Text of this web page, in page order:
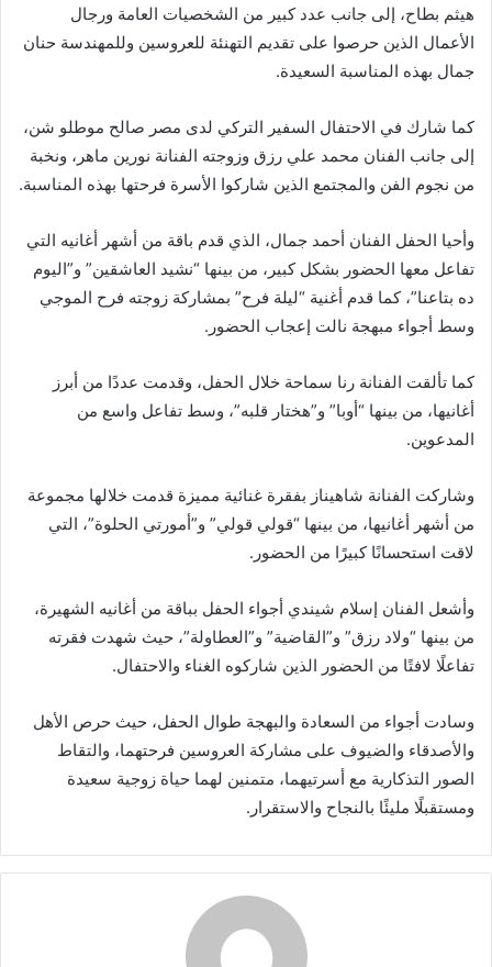
هيثم بطاح، إلى جانب عدد كبير من الشخصيات العامة ورجال
الأعمال الذين حرصوا على تقديم التهنئة للعروسين وللمهندسة حنان
جمال بهذه المناسبة السعيدة.
كما شارك في الاحتفال السفير التركي لدى مصر صالح موطلو شن،
إلى جانب الفنان محمد علي رزق وزوجته الفنانة نورين ماهر، ونخبة
من نجوم الفن والمجتمع الذين شاركوا الأسرة فرحتها بهذه المناسبة.
وأحيا الحفل الفنان أحمد جمال، الذي قدم باقة من أشهر أغانيه التي
تفاعل معها الحضور بشكل كبير، من بينها “نشيد العاشقين” و”اليوم
ده بتاعنا”، كما قدم أغنية “ليلة فرح” بمشاركة زوجته فرح الموجي
وسط أجواء مبهجة نالت إعجاب الحضور.
كما تألقت الفنانة رنا سماحة خلال الحفل، وقدمت عددًا من أبرز
أغانيها، من بينها “أوبا” و”هختار قلبه”، وسط تفاعل واسع من
المدعوين.
وشاركت الفنانة شاهيناز بفقرة غنائية مميزة قدمت خلالها مجموعة
من أشهر أغانيها، من بينها “قولي قولي” و”أمورتي الحلوة”، التي
لاقت استحسانًا كبيرًا من الحضور.
وأشعل الفنان إسلام شيندي أجواء الحفل بباقة من أغانيه الشهيرة،
من بينها “ولاد رزق” و”القاضية” و”العطاولة”، حيث شهدت فقرته
تفاعلًا لافتًا من الحضور الذين شاركوه الغناء والاحتفال.
وسادت أجواء من السعادة والبهجة طوال الحفل، حيث حرص الأهل
والأصدقاء والضيوف على مشاركة العروسين فرحتهما، والتقاط
الصور التذكارية مع أسرتيهما، متمنين لهما حياة زوجية سعيدة
ومستقبلًا مليئًا بالنجاح والاستقرار.